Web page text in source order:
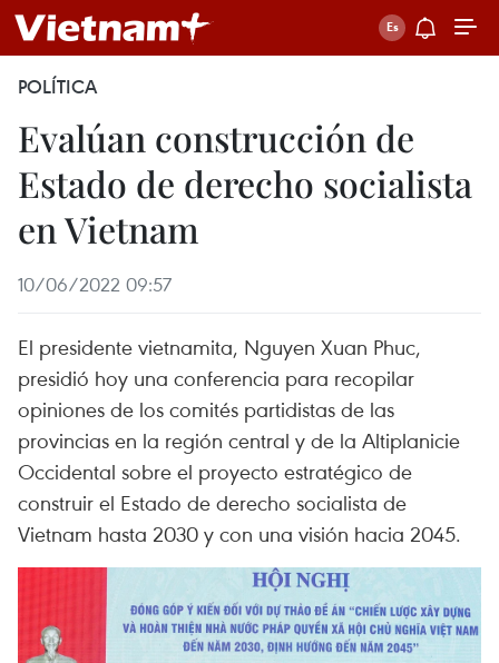
POLÍTICA
Evalúan construcción de
Estado de derecho socialista
en Vietnam
10/06/2022 09:57
El presidente vietnamita, Nguyen Xuan Phuc,
presidió hoy una conferencia para recopilar
opiniones de los comités partidistas de las
provincias en la región central y de la Altiplanicie
Occidental sobre el proyecto estratégico de
construir el Estado de derecho socialista de
Vietnam hasta 2030 y con una visión hacia 2045.